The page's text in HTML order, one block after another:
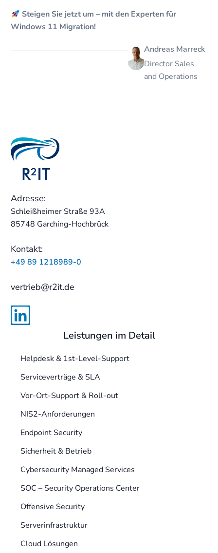
Steigen Sie jetzt um – mit den Experten für
Windows 11 Migration!
Andreas Marreck
Director Sales
and Operations
Adresse:
Schleißheimer Straße 93A
85748 Garching-Hochbrück
Kontakt:
+49 89 1218989-0
vertrieb@r2it.de
Leistungen im Detail
Helpdesk & 1st-Level-Support
Serviceverträge & SLA
Vor-Ort-Support & Roll-out
NIS2-Anforderungen
Endpoint Security
Sicherheit & Betrieb
Cybersecurity Managed Services
SOC – Security Operations Center
Offensive Security
Serverinfrastruktur
Cloud Lösungen